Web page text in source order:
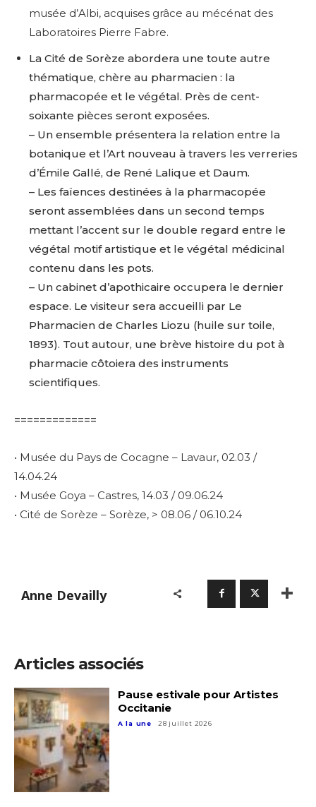
Statut / Organisation
J'accepte les termes et conditions
* Champ obligatoire
Nom
Prénom
Statut / Organisation
musée d’Albi, acquises grâce au mécénat des
Laboratoires Pierre Fabre.
La Cité de Sorèze abordera une toute autre
thématique, chère au pharmacien : la
pharmacopée et le végétal. Près de cent-
soixante pièces seront exposées.
– Un ensemble présentera la relation entre la
botanique et l’Art nouveau à travers les verreries
d’Émile Gallé, de René Lalique et Daum.
– Les faïences destinées à la pharmacopée
seront assemblées dans un second temps
mettant l’accent sur le double regard entre le
végétal motif artistique et le végétal médicinal
contenu dans les pots.
– Un cabinet d’apothicaire occupera le dernier
espace. Le visiteur sera accueilli par Le
Pharmacien de Charles Liozu (huile sur toile,
1893). Tout autour, une brève histoire du pot à
pharmacie côtoiera des instruments
scientifiques.
=============
• Musée du Pays de Cocagne – Lavaur, 02.03 /
14.04.24
• Musée Goya – Castres, 14.03 / 09.06.24
• Cité de Sorèze – Sorèze, > 08.06 / 06.10.24
Anne Devailly
Articles associés
Pause estivale pour Artistes
Occitanie
A la une 28 juillet 2026